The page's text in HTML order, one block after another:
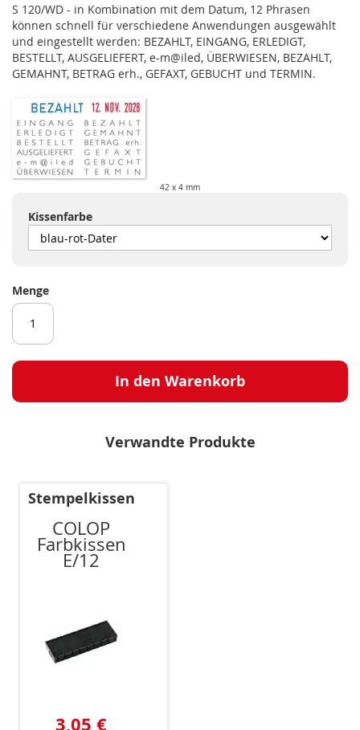
S 120/WD - in Kombination mit dem Datum, 12 Phrasen
können schnell für verschiedene Anwendungen ausgewählt
und eingestellt werden: BEZAHLT, EINGANG, ERLEDIGT,
BESTELLT, AUSGELIEFERT, e-m@iled, ÜBERWIESEN, BEZAHLT,
GEMAHNT, BETRAG erh., GEFAXT, GEBUCHT und TERMIN.
42 x 4 mm
Kissenfarbe
Menge
In den Warenkorb
Verwandte Produkte
Stempelkissen
COLOP
Farbkissen
E/12
3,05 €